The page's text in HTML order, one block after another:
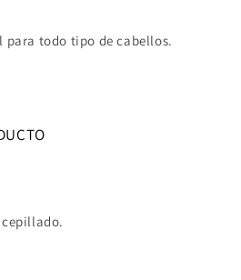
todo tipo de cabellos.